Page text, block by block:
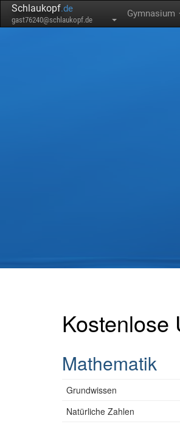
Schlaukopf.de
gast76240@schlaukopf.de
Gymnasium
Kostenlose
Mathematik
Grundwissen
Natürliche Zahlen